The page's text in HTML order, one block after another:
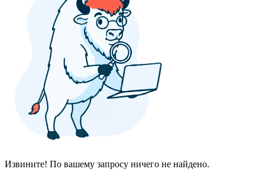
Извините! По вашему запросу ничего не найдено.